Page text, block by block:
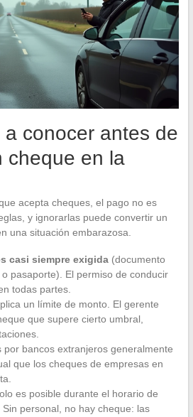
conocer antes de
cheque en la
acepta cheques, el pago no es
y ignorarlas puede convertir un
una situación embarazosa.
casi siempre exigida(documento
pasaporte). El permiso de conducir
todas partes.
un límite de monto. El gerente
que supere cierto umbral,
por bancos extranjeros generalmente
que los cheques de empresas en
es posible durante el horario de
personal, no hay cheque: las